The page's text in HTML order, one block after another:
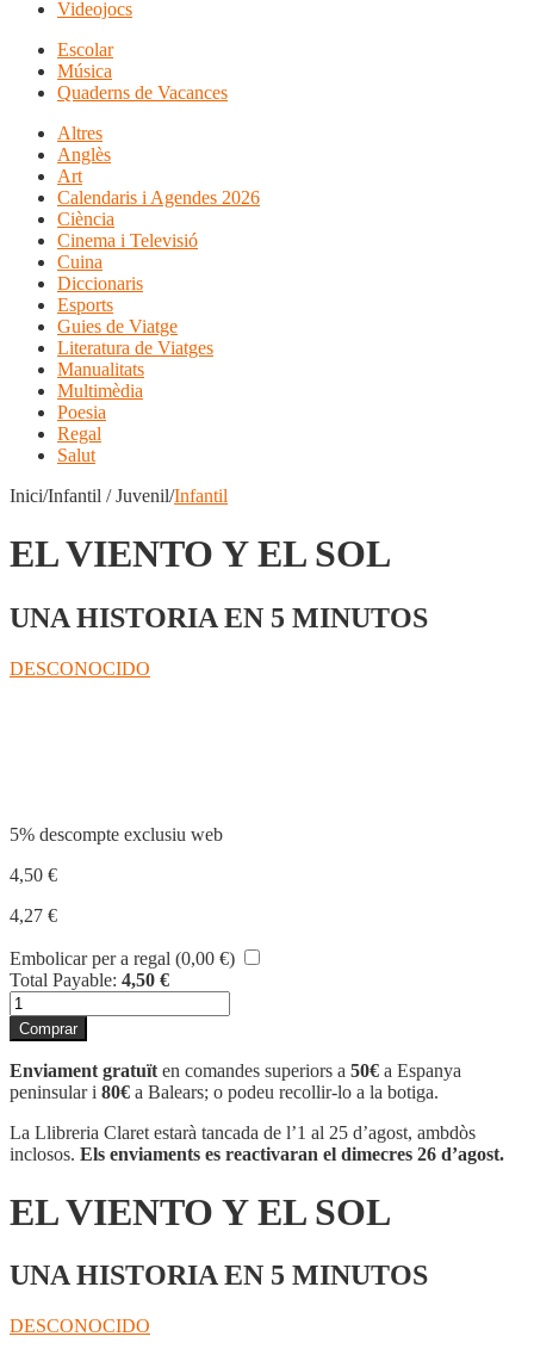
Videojocs
Escolar
Música
Quaderns de Vacances
Altres
Anglès
Art
Calendaris i Agendes 2026
Ciència
Cinema i Televisió
Cuina
Diccionaris
Esports
Guies de Viatge
Literatura de Viatges
Manualitats
Multimèdia
Poesia
Regal
Salut
Inici/Infantil / Juvenil/Infantil
EL VIENTO Y EL SOL
UNA HISTORIA EN 5 MINUTOS
DESCONOCIDO
5% descompte exclusiu web
4,50 €
4,27 €
Embolicar per a regal (0,00 €)
Total Payable: 4,50 €
quantitat
de
EL
VIENTO
Y
EL
SOL
Comprar
Enviament gratuït en comandes superiors a 50€ a Espanya
peninsular i 80€ a Balears; o podeu recollir-lo a la botiga.
La Llibreria Claret estarà tancada de l’1 al 25 d’agost, ambdòs
inclosos. Els enviaments es reactivaran el dimecres 26 d’agost.
EL VIENTO Y EL SOL
UNA HISTORIA EN 5 MINUTOS
DESCONOCIDO